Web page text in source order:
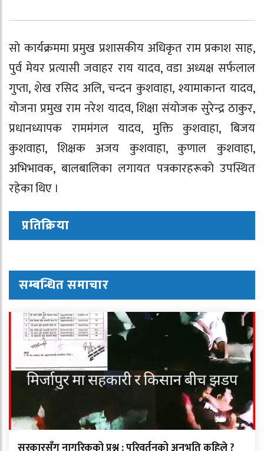
साे कार्यक्रममा प्रमुख प्रशासकीय अधिकृत राम प्रकाश साह,
पुर्व मेयर प्रत्यासी जवाहर राय यादव, वडा अध्यक्ष सर्फलाल
गुप्ता, शेख रसिद अलि, चन्दन कुशवाहा, श्यामाकान्त यादव,
योजना प्रमुख राम नरेश यादव, शिक्षा संयाेजक सुरेन्द्र ठाकुर,
प्रधानध्यापक राममंगल यादव, मुक्ति कुशवाहा, बिजय
कुशवाहा, शिक्षक अजय कुशवाहा, कुणाल कुशवाहा,
अभिभावक, बालबालिका लगायत पत्रकारहरूकाे उपस्थित
रहेका थिए ।
प्रतिक्रिया
सम्बन्धित समाचार